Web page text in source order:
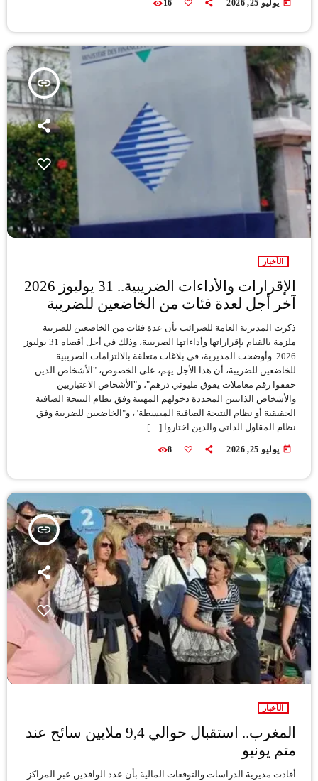
today يوليو 25, 2026 16
insert_link
الأخبار
الإقرارات والأداءات الضريبية.. 31 يوليوز 2026
آخر أجل لعدة فئات من الخاضعين للضريبة
ذكرت المديرية العامة للضرائب بأن عدة فئات من الخاضعين للضريبة
ملزمة بالقيام بإقراراتها وأداءاتها الضريبية، وذلك في أجل أقصاه 31 يوليوز
2026. وأوضحت المديرية، في بلاغات متعلقة بالالتزامات الضريبية
للخاضعين للضريبة، أن هذا الأجل يهم، على الخصوص، "الأشخاص الذين
حققوا رقم معاملات يفوق مليوني درهم"، و"الأشخاص الاعتباريين
والأشخاص الذاتيين المحددة دخولهم المهنية وفق نظام النتيجة الصافية
الحقيقية أو نظام النتيجة الصافية المبسطة"، و"الخاضعين للضريبة وفق
نظام المقاول الذاتي والذين اختاروا […]
today يوليو 25, 2026 8
insert_link
الأخبار
المغرب.. استقبال حوالي 9,4 ملايين سائح عند
متم يونيو
أفادت مديرية الدراسات والتوقعات المالية بأن عدد الوافدين عبر المراكز